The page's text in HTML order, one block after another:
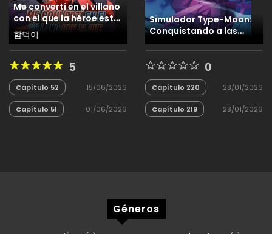
Me convertí en el villano
con el que la héroe esta
obsesionada
함덕이
5
Capítulo 52 15/06/2026
Capítulo 51 01/06/2026
Simulador Type-Moon:
Conquistando a las
diosas griegas desde el
inicio
0
Capítulo 220 28/01/2026
Capítulo 219 28/01/2026
Géneros